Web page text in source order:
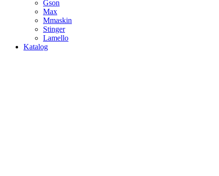
Gson
Max
Mmaskin
Stinger
Lamello
Katalog